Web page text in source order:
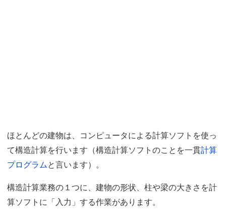
ほとんどの建物は、コンピュータによる計算ソフトを使っ
て構造計算を行います（構造計算ソフトのことを一貫計算
プログラム と言います）。
構造計算業務の１つに、建物の形状、柱や梁の大きさを計
算ソフトに「入力」する作業があります。